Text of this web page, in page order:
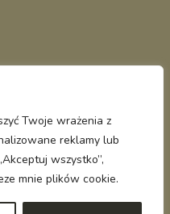
Twoje wrażenia z
reklamy lub
wszystko”,
mnie plików cookie.
ZASTRZEŻONE